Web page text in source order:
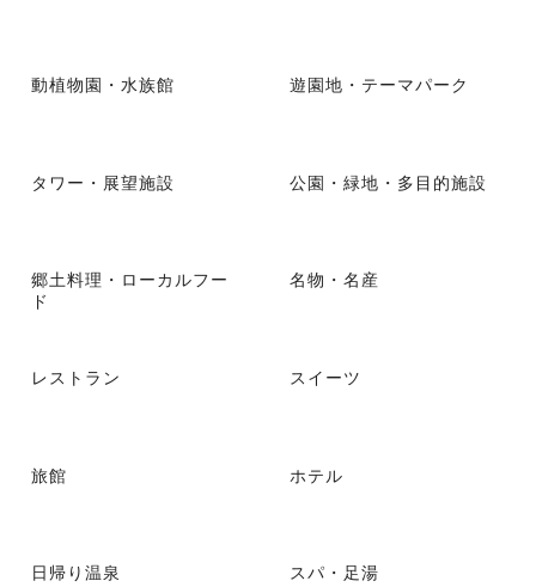
動植物園・水族館 遊園地・テーマパーク
タワー・展望施設 公園・緑地・多目的施設
郷土料理・ローカルフー
ド
名物・名産
レストラン スイーツ
旅館 ホテル
日帰り温泉 スパ・足湯